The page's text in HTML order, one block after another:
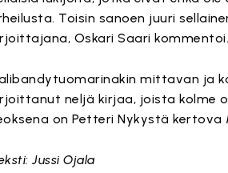
Toisin sanoen juuri
Oskari Saari kommentoi.
mittavan ja
neljä kirjaa, joista kolme
on Petteri Nykystä kertova
Jussi Ojala